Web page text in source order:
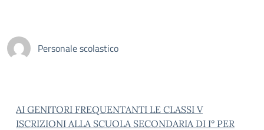
Personale scolastico
AI GENITORI FREQUENTANTI LE CLASSI V
ISCRIZIONI ALLA SCUOLA SECONDARIA DI I° PER